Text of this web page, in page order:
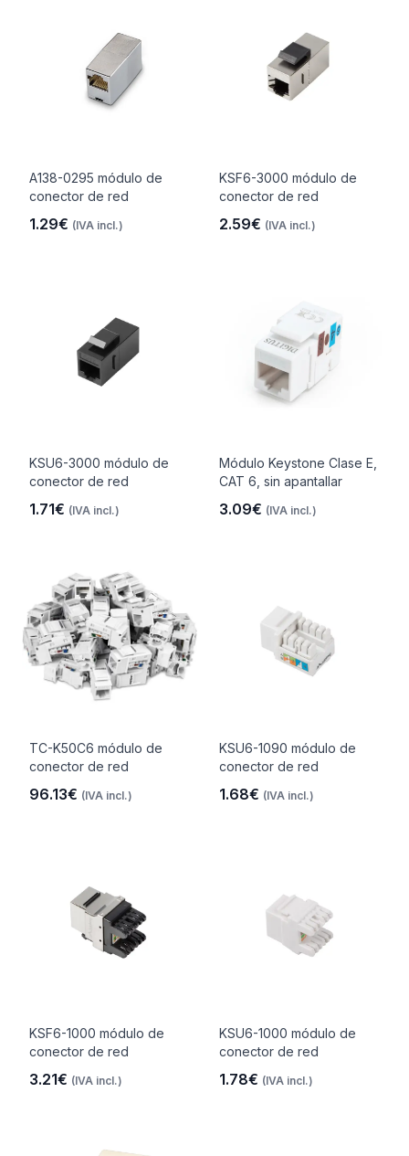
A138-0295 módulo de
conector de red
1.29€ (IVA incl.)
KSF6-3000 módulo de
conector de red
2.59€ (IVA incl.)
KSU6-3000 módulo de
conector de red
1.71€ (IVA incl.)
Módulo Keystone Clase E,
CAT 6, sin apantallar
3.09€ (IVA incl.)
TC-K50C6 módulo de
conector de red
96.13€ (IVA incl.)
KSU6-1090 módulo de
conector de red
1.68€ (IVA incl.)
KSF6-1000 módulo de
conector de red
3.21€ (IVA incl.)
KSU6-1000 módulo de
conector de red
1.78€ (IVA incl.)